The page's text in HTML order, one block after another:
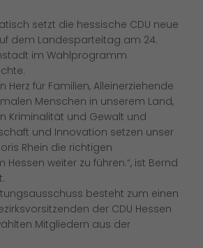
setzt die hessische CDU neue
dem Landesparteitag am 24.
im Wahlprogramm
Herz für Familien, Alleinerziehende
Menschen in unserem Land,
Kriminalität und Gewalt und
und Innovation setzen unser
Rhein die richtigen
Hessen weiter zu führen.“, ist Bernd
besteht zum einen
der CDU Hessen
Mitgliedern aus der